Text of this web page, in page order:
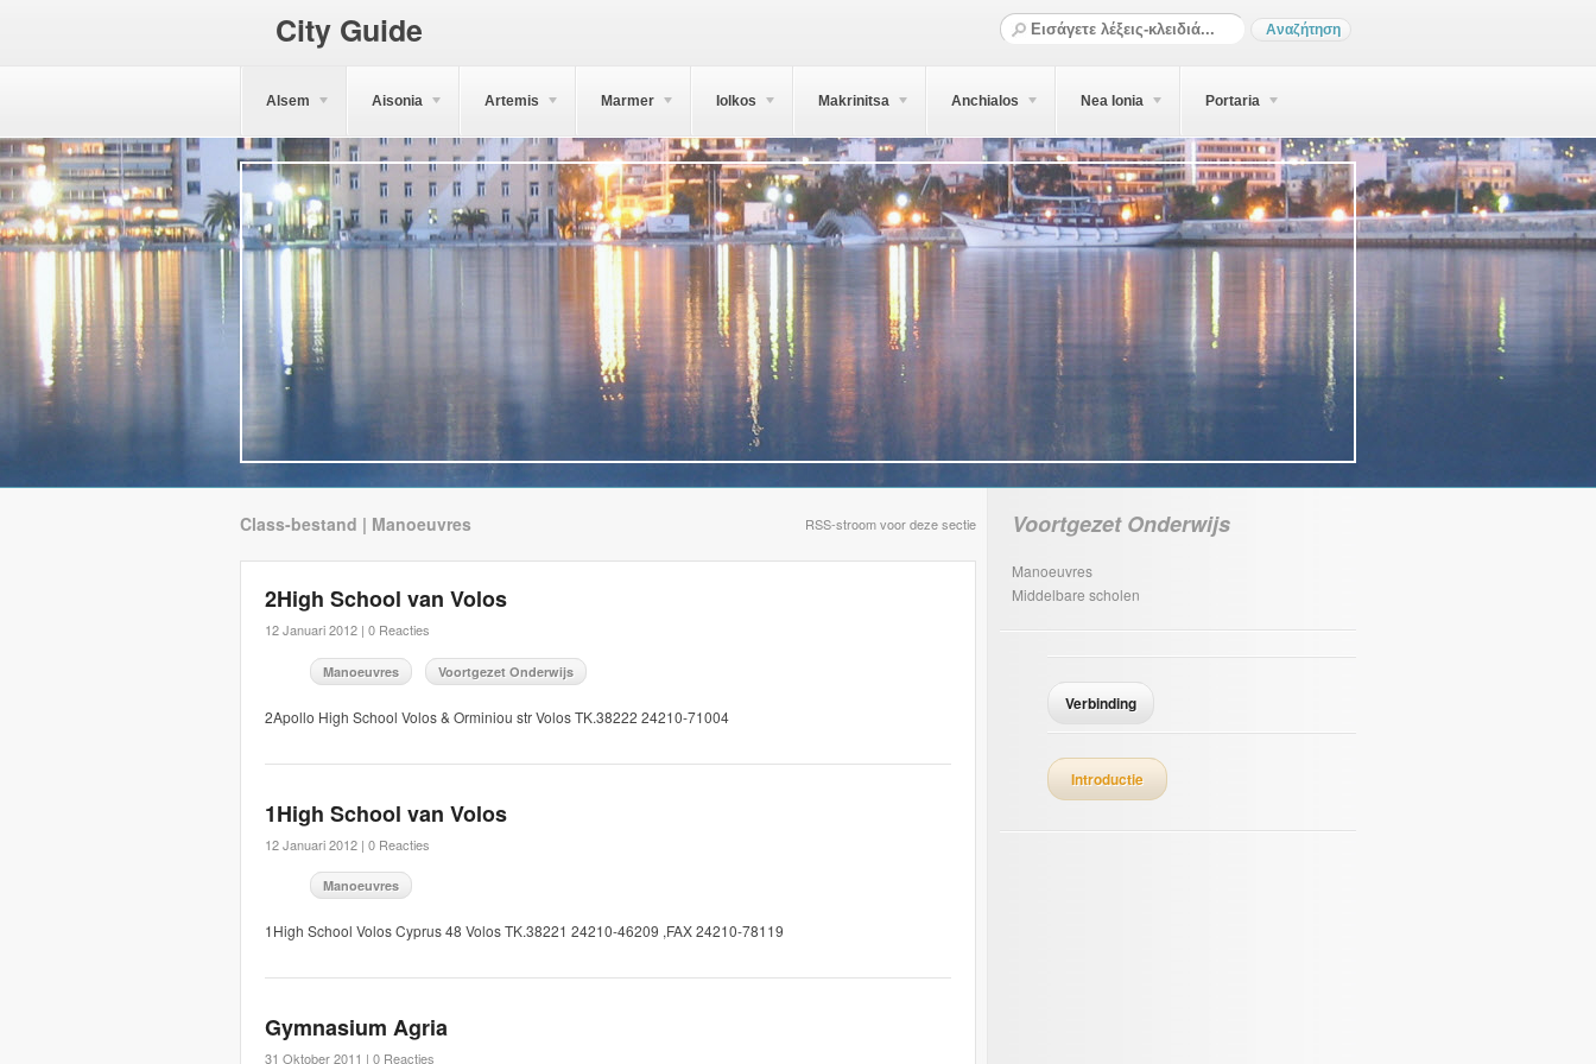
City Guide
Alsem Aisonia Artemis Marmer Iolkos Makrinitsa Anchialos Nea Ionia Portaria
Class-bestand | Manoeuvres RSS-stroom voor deze sectie
2High School van Volos
12 Januari 2012 | 0 Reacties
Manoeuvres Voortgezet Onderwijs
2Apollo High School Volos & Orminiou str Volos TK.38222 24210-71004
1High School van Volos
12 Januari 2012 | 0 Reacties
Manoeuvres
1High School Volos Cyprus 48 Volos TK.38221 24210-46209 ,FAX 24210-78119
Gymnasium Agria
31 Oktober 2011 | 0 Reacties
Voortgezet Onderwijs
Manoeuvres
Middelbare scholen
Verbinding
Introductie